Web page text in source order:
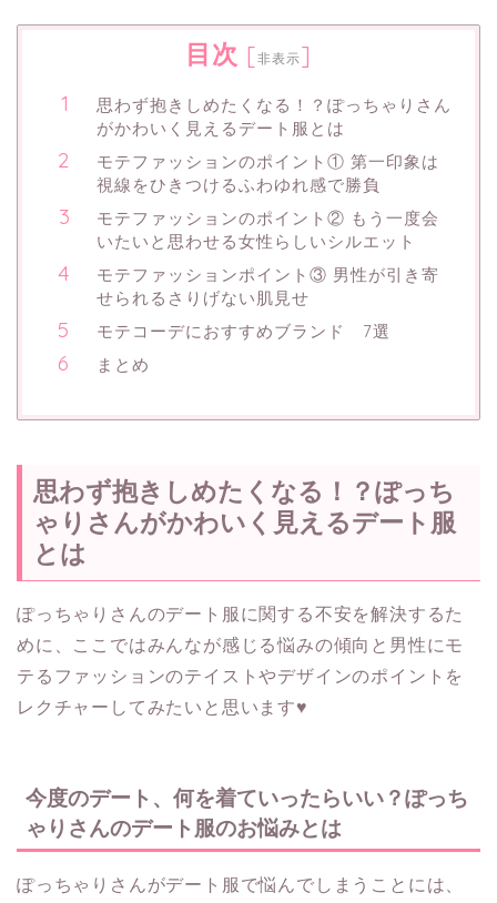
目次 [非表示]
思わず抱きしめたくなる！？ぽっちゃりさん
がかわいく見えるデート服とは
モテファッションのポイント① 第一印象は
視線をひきつけるふわゆれ感で勝負
モテファッションのポイント② もう一度会
いたいと思わせる女性らしいシルエット
モテファッションポイント③ 男性が引き寄
せられるさりげない肌見せ
モテコーデにおすすめブランド 7選
まとめ
思わず抱きしめたくなる！？ぽっち
ゃりさんがかわいく見えるデート服
とは
ぽっちゃりさんのデート服に関する不安を解決するた
めに、ここではみんなが感じる悩みの傾向と男性にモ
テるファッションのテイストやデザインのポイントを
レクチャーしてみたいと思います♥
今度のデート、何を着ていったらいい？ぽっち
ゃりさんのデート服のお悩みとは
ぽっちゃりさんがデート服で悩んでしまうことには、